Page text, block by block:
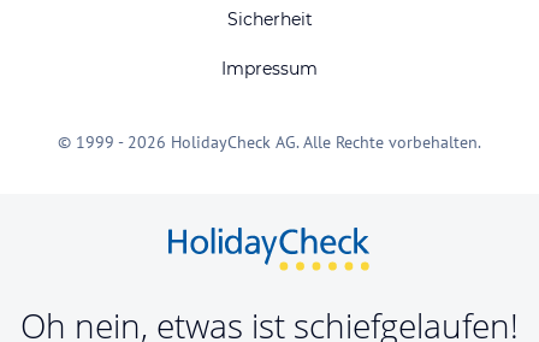
Sicherheit
Impressum
© 1999 - 2026 HolidayCheck AG. Alle Rechte vorbehalten.
Oh nein, etwas ist schiefgelaufen!